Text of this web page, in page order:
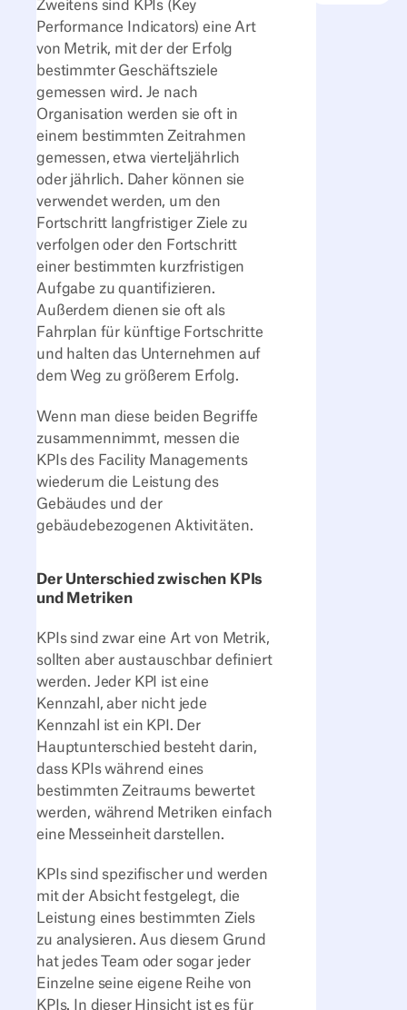
Zweitens sind KPIs (Key
Performance Indicators) eine Art
von Metrik, mit der der Erfolg
bestimmter Geschäftsziele
gemessen wird. Je nach
Organisation werden sie oft in
einem bestimmten Zeitrahmen
gemessen, etwa vierteljährlich
oder jährlich. Daher können sie
verwendet werden, um den
Fortschritt langfristiger Ziele zu
verfolgen oder den Fortschritt
einer bestimmten kurzfristigen
Aufgabe zu quantifizieren.
Außerdem dienen sie oft als
Fahrplan für künftige Fortschritte
und halten das Unternehmen auf
dem Weg zu größerem Erfolg.
Wenn man diese beiden Begriffe
zusammennimmt, messen die
KPIs des Facility Managements
wiederum die Leistung des
Gebäudes und der
gebäudebezogenen Aktivitäten.
Der Unterschied zwischen KPIs
und Metriken
KPIs sind zwar eine Art von Metrik,
sollten aber austauschbar definiert
werden. Jeder KPI ist eine
Kennzahl, aber nicht jede
Kennzahl ist ein KPI. Der
Hauptunterschied besteht darin,
dass KPIs während eines
bestimmten Zeitraums bewertet
werden, während Metriken einfach
eine Messeinheit darstellen.
KPIs sind spezifischer und werden
mit der Absicht festgelegt, die
Leistung eines bestimmten Ziels
zu analysieren. Aus diesem Grund
hat jedes Team oder sogar jeder
Einzelne seine eigene Reihe von
KPIs. In dieser Hinsicht ist es für